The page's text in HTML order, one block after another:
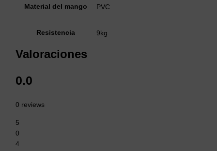
Material del mango PVC
Resistencia 9kg
Valoraciones
0.0
0 reviews
5
0
4